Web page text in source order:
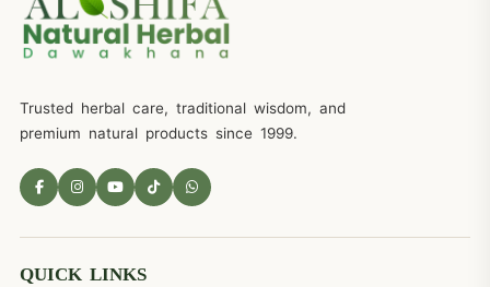
Trusted herbal care, traditional wisdom, and
premium natural products since 1999.
QUICK LINKS